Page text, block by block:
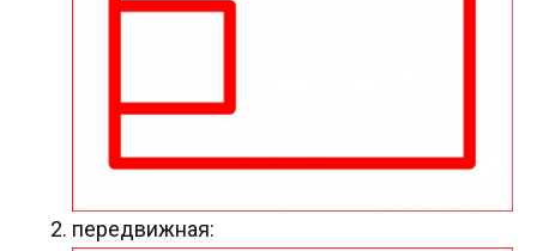
передвижная: